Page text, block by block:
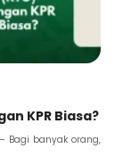
KPR Biasa?
Bagi banyak orang,